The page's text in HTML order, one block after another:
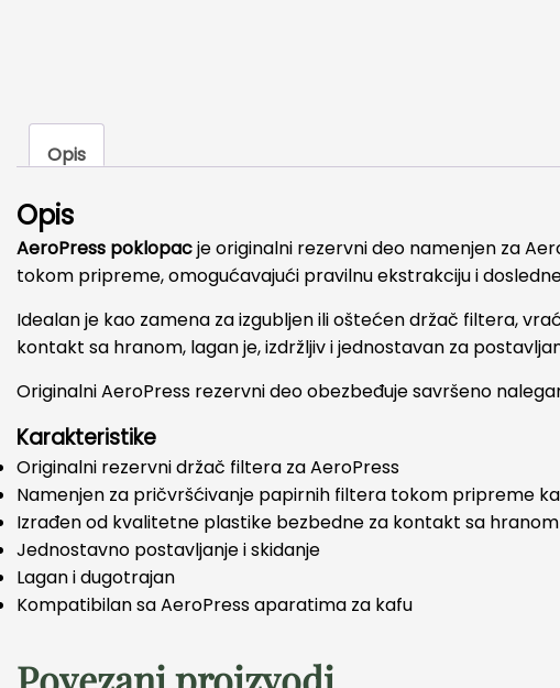
Opis
Opis
AeroPress poklopacje originalni rezervni deo namenjen za
tokom pripreme, omogućavajući pravilnu ekstrakciju i
Idealan je kao zamena za izgubljen ili oštećen držač filtera,
kontakt sa hranom, lagan je, izdržljiv i jednostavan za
Originalni AeroPress rezervni deo obezbeđuje savršeno
Karakteristike
Originalni rezervni držač filtera za AeroPress
Namenjen za pričvršćivanje papirnih filtera tokom pripreme
Izrađen od kvalitetne plastike bezbedne za kontakt sa hranom
Jednostavno postavljanje i skidanje
Lagan i dugotrajan
Kompatibilan sa AeroPress aparatima za kafu